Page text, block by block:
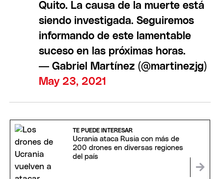
Quito. La causa de la muerte está
siendo investigada. Seguiremos
informando de este lamentable
suceso en las próximas horas.
— Gabriel Martínez (@martinezjg)
May 23, 2021
TE PUEDE INTERESAR
Ucrania ataca Rusia con más de
200 drones en diversas regiones
del país